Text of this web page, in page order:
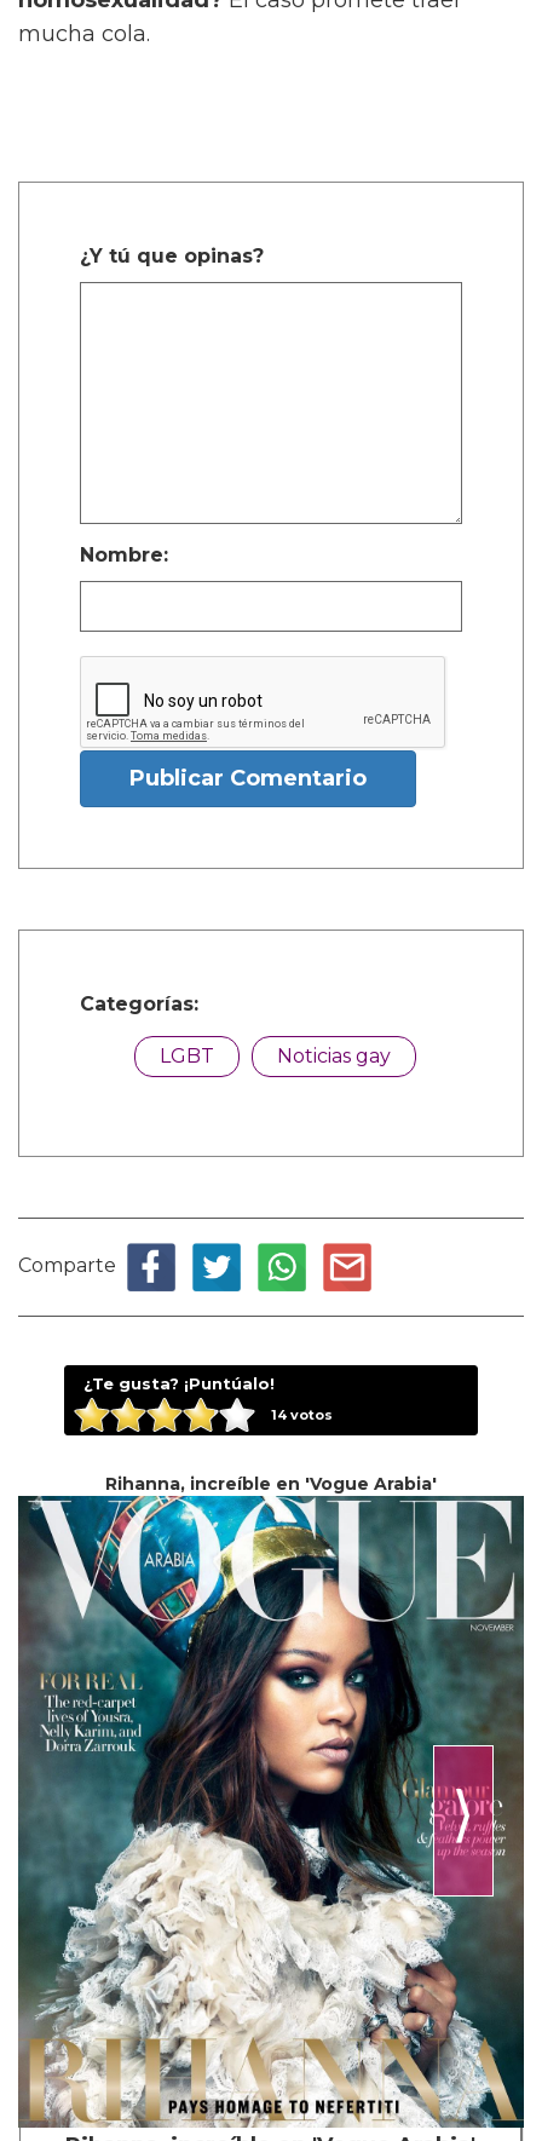
mucha cola.
¿Y tú que opinas?
Nombre:
Publicar Comentario
Categorías:
LGBT Noticias gay
Comparte
¿Te gusta? ¡Puntúalo!
14votos
Rihanna, increíble en 'Vogue Arabia'
⟩